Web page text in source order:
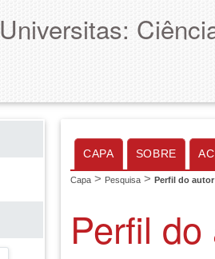
Universitas:
CAPA SOBRE
Capa > Pesquisa > Perfil do autor
Perfil